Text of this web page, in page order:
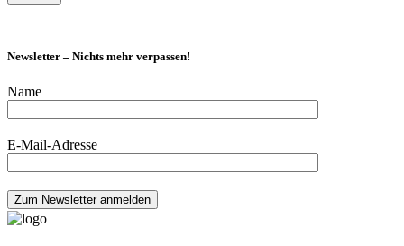
Newsletter – Nichts mehr verpassen!
Name
E-Mail-Adresse